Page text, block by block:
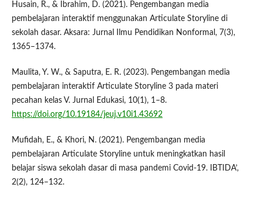
Husain, R., & Ibrahim, D. (2021). Pengembangan media
pembelajaran interaktif menggunakan Articulate Storyline di
sekolah dasar. Aksara: Jurnal Ilmu Pendidikan Nonformal, 7(3),
1365–1374.
Maulita, Y. W., & Saputra, E. R. (2023). Pengembangan media
pembelajaran interaktif Articulate Storyline 3 pada materi
pecahan kelas V. Jurnal Edukasi, 10(1), 1–8.
https://doi.org/10.19184/jeuj.v10i1.43692
Mufidah, E., & Khori, N. (2021). Pengembangan media
pembelajaran Articulate Storyline untuk meningkatkan hasil
belajar siswa sekolah dasar di masa pandemi Covid-19. IBTIDA’,
2(2), 124–132.